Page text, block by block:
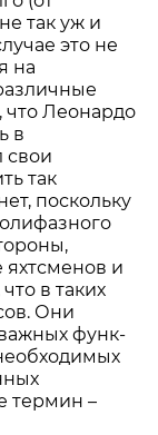
так уж и
это не
на
Леонардо
в
свои
так
поскольку
яхтсменов и
в таких
Они
функ­
термин –